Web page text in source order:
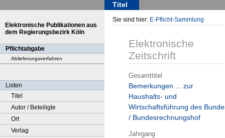
Titel
Elektronische Publikationen aus
dem Regierungsbezirk Köln
Pflichtabgabe
Ablieferungsverfahren
Listen
Titel
Autor / Beteiligte
Ort
Verlag
Sie sind hier: E-Pflicht-Sammlung
Elektronische
Zeitschrift
Gesamttitel
Bemerkungen ... zur
Haushalts- und
Wirtschaftsführung des
/ Bundesrechnungshof
Jahrgang